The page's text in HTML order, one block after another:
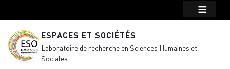
ESPACES ET SOCIÉTÉS
Laboratoire de recherche en Sciences Humaines et
Sociales